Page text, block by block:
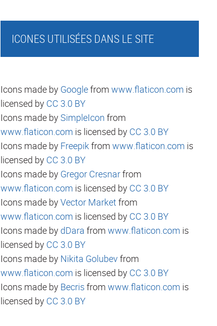
ICONES UTILISÉES DANS LE SITE
Icons made by Googlefrom www.flaticon.com is
licensed by CC 3.0 BY
Icons made bySimpleIcon from
www.flaticon.com is licensed by CC 3.0 BY
Icons made by Freepikfrom www.flaticon.com is
licensed by CC 3.0 BY
Icons made by Gregor Cresnarfrom
www.flaticon.com is licensed by CC 3.0 BY
Icons made byVector Marketfrom
www.flaticon.com is licensed by CC 3.0 BY
Icons made by dDara from www.flaticon.com is
licensed by CC 3.0 BY
Icons made by Nikita Golubevfrom
www.flaticon.com is licensed by CC 3.0 BY
Icons made by Becris from www.flaticon.com is
licensed by CC 3.0 BY